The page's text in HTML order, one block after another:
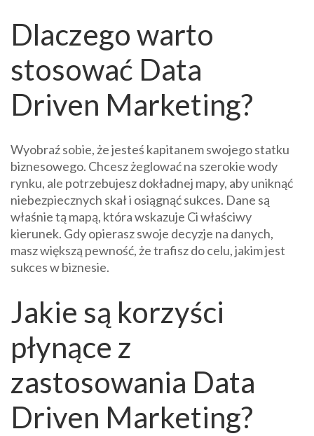
Dlaczego warto
stosować Data
Driven Marketing?
Wyobraź sobie, że jesteś kapitanem swojego statku
biznesowego. Chcesz żeglować na szerokie wody
rynku, ale potrzebujesz dokładnej mapy, aby uniknąć
niebezpiecznych skał i osiągnąć sukces. Dane są
właśnie tą mapą, która wskazuje Ci właściwy
kierunek. Gdy opierasz swoje decyzje na danych,
masz większą pewność, że trafisz do celu, jakim jest
sukces w biznesie.
Jakie są korzyści
płynące z
zastosowania Data
Driven Marketing?